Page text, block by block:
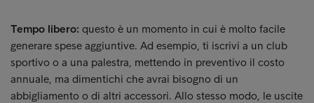
Tempo libero: questo è un momento in cui è molto facile
generare spese aggiuntive. Ad esempio, ti iscrivi a un club
sportivo o a una palestra, mettendo in preventivo il costo
annuale, ma dimentichi che avrai bisogno di un
abbigliamento o di altri accessori. Allo stesso modo, le uscite